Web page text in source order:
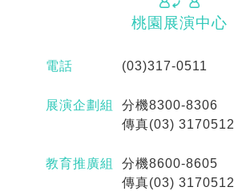
桃園 展演中心
電話 (03)317-0511
展演企劃組
分機8300-8306
傳真(03) 3170512
教育推廣組
分機8600-8605
傳真(03) 3170512